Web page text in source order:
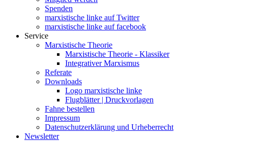
Spenden
marxistische linke auf Twitter
marxistische linke auf facebook
Service
Marxistische Theorie
Marxistische Theorie - Klassiker
Integrativer Marxismus
Referate
Downloads
Logo marxistische linke
Flugblätter | Druckvorlagen
Fahne bestellen
Impressum
Datenschutzerklärung und Urheberrecht
Newsletter